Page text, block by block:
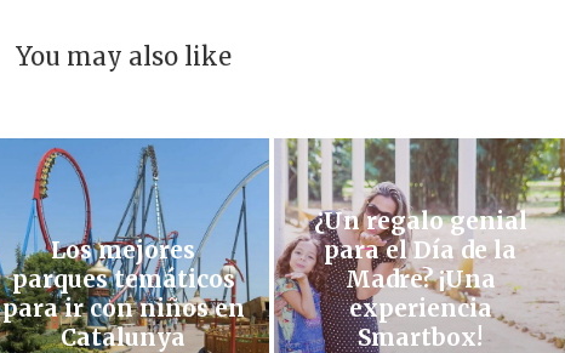
You may also like
Los mejores
parques temáticos
para ir con niños en
Catalunya
¿Un regalo genial
para el Día de la
Madre? ¡Una
experiencia
Smartbox!